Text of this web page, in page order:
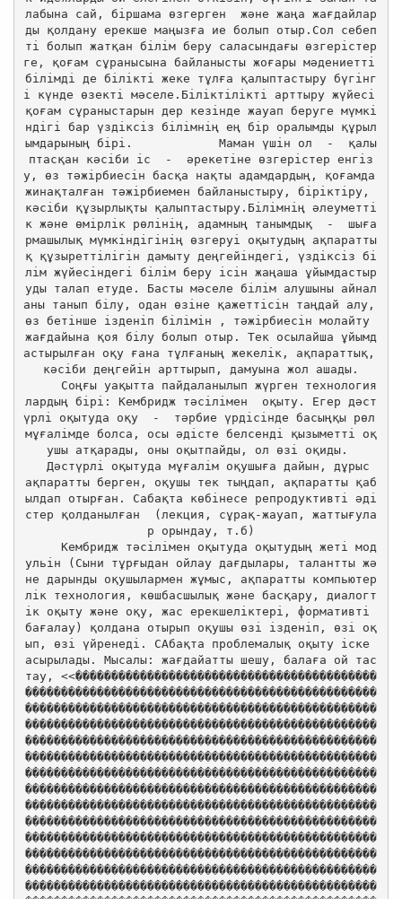
лабына сай, біршама өзгерген  және жаңа жағдайлар
ды қолдану ерекше маңызға ие болып отыр.Сол себеп
ті болып жатқан білім беру саласындағы өзгерістер
ге, қоғам сұранысына байланысты жоғары мәдениетті
білімді де білікті жеке тұлға қалыптастыру бүгінг
і күнде өзекті мәселе.Біліктілікті арттыру жүйесі
қоғам сұраныстарын дер кезінде жауап беруге мүмкі
ндігі бар үздіксіз білімнің ең бір оралымды құрыл
ымдарының бірі.            Маман үшін ол  -  қалы
птасқан кәсіби іс  -  әрекетіне өзгерістер енгіз
у, өз тәжірбиесін басқа нақты адамдардың, қоғамда
жинақталған тәжірбиемен байланыстыру, біріктіру,
кәсіби құзырлықты қалыптастыру.Білімнің әлеуметті
к және өмірлік рөлінің, адамның танымдық  -  шыға
рмашылық мүмкіндігінің өзгеруі оқытудың ақпаратты
қ құзыреттілігін дамыту деңгейіндегі, үздіксіз бі
лім жүйесіндегі білім беру ісін жаңаша ұйымдастыр
уды талап етуде. Басты мәселе білім алушыны айнал
аны танып білу, одан өзіне қажеттісін таңдай алу,
өз бетінше ізденіп білімін , тәжірбиесін молайту
жағдайына қоя білу болып отыр. Тек осылайша ұйымд
астырылған оқу ғана тұлғаның жекелік, ақпараттық,
кәсіби деңгейін арттырып, дамуына жол ашады.
лардың бірі: Кембридж тәсілімен  оқыту. Егер дәст
үрлі оқытуда оқу  -  тәрбие үрдісінде басыңқы рөл
мұғалімде болса, осы әдісте белсенді қызыметті оқ
ушы атқарады, оны оқытпайды, ол өзі оқиды.
ақпаратты берген, оқушы тек тыңдап, ақпаратты қаб
ылдап отырған. Сабақта көбінесе репродуктивті әді
стер қолданылған  (лекция, сұрақ-жауап, жаттығула
р орындау, т.б)
ульін (Сыни тұрғыдан ойлау дағдылары, талантты жә
не дарынды оқушылармен жұмыс, ақпаратты компьютер
лік технология, көшбасшылық және басқару, диалогт
ік оқыту және оқу, жас ерекшеліктері, формативті
бағалау) қолдана отырып оқушы өзі ізденіп, өзі оқ
ып, өзі үйренеді. САбақта проблемалық оқыту іске
асырылады. Мысалы: жағдайатты шешу, балаға ой тас
тау, <<������������������������������������������
�������������������������������������������������
�������������������������������������������������
�������������������������������������������������
�������������������������������������������������
�������������������������������������������������
�������������������������������������������������
�������������������������������������������������
�������������������������������������������������
�������������������������������������������������
�������������������������������������������������
�������������������������������������������������
�������������������������������������������������
�������������������������������������������������